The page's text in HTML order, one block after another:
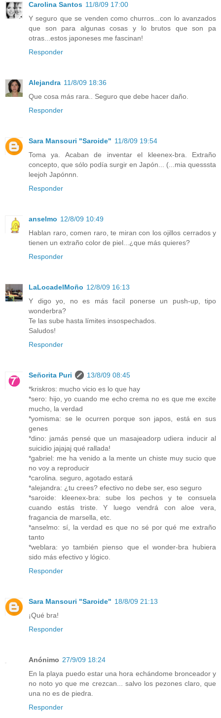
Carolina Santos 11/8/09 17:00
Y seguro que se venden como churros...con lo avanzados
que son para algunas cosas y lo brutos que son pa
otras...estos japoneses me fascinan!
Responder
Alejandra 11/8/09 18:36
Que cosa más rara.. Seguro que debe hacer daño.
Responder
Sara Mansouri "Saroide" 11/8/09 19:54
Toma ya. Acaban de inventar el kleenex-bra. Extraño
concepto, que sólo podía surgir en Japón... (...mia quesssta
leejoh Japónnn.
Responder
anselmo 12/8/09 10:49
Hablan raro, comen raro, te miran con los ojillos cerrados y
tienen un extraño color de piel...¿que más quieres?
Responder
LaLocadelMoño 12/8/09 16:13
Y digo yo, no es más facil ponerse un push-up, tipo
wonderbra?
Te las sube hasta límites insospechados.
Saludos!
Responder
Señorita Puri
13/8/09 08:45
*kriskros: mucho vicio es lo que hay
*sero: hijo, yo cuando me echo crema no es que me excite
mucho, la verdad
*yomisma: se le ocurren porque son japos, está en sus
genes
*dino: jamás pensé que un masajeadorp udiera inducir al
suicidio jajajaj qué rallada!
*gabriel: me ha venido a la mente un chiste muy sucio que
no voy a reproducir
*carolina. seguro, agotado estará
*alejandra: ¿tu crees? efectivo no debe ser, eso seguro
*saroide: kleenex-bra: sube los pechos y te consuela
cuando estás triste. Y luego vendrá con aloe vera,
fragancia de marsella, etc.
*anselmo: sí, la verdad es que no sé por qué me extraño
tanto
*weblara: yo también pienso que el wonder-bra hubiera
sido más efectivo y lógico.
Responder
Sara Mansouri "Saroide" 18/8/09 21:13
¡Qué bra!
Responder
Anónimo 27/9/09 18:24
En la playa puedo estar una hora echándome bronceador y
no noto yo que me crezcan... salvo los pezones claro, que
una no es de piedra.
Responder